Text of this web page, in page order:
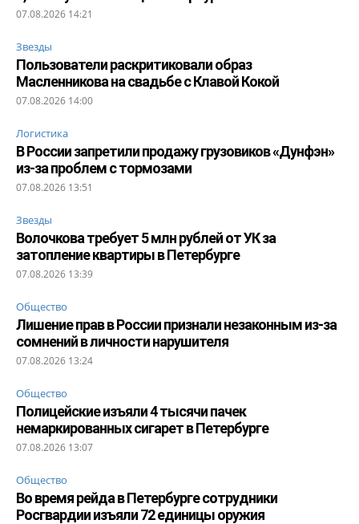
07.08.2026 14:21
Звезды
Пользователи раскритиковали образ
Масленникова на свадьбе с Клавой Кокой
07.08.2026 14:00
Логистика
В России запретили продажу грузовиков «Дунфэн»
из-за проблем с тормозами
07.08.2026 13:51
Звезды
Волочкова требует 5 млн рублей от УК за
затопление квартиры в Петербурге
07.08.2026 13:39
Общество
Лишение прав в России признали незаконным из-за
сомнений в личности нарушителя
07.08.2026 13:24
Общество
Полицейские изъяли 4 тысячи пачек
немаркированных сигарет в Петербурге
07.08.2026 13:07
Общество
Во время рейда в Петербурге сотрудники
Росгвардии изъяли 72 единицы оружия